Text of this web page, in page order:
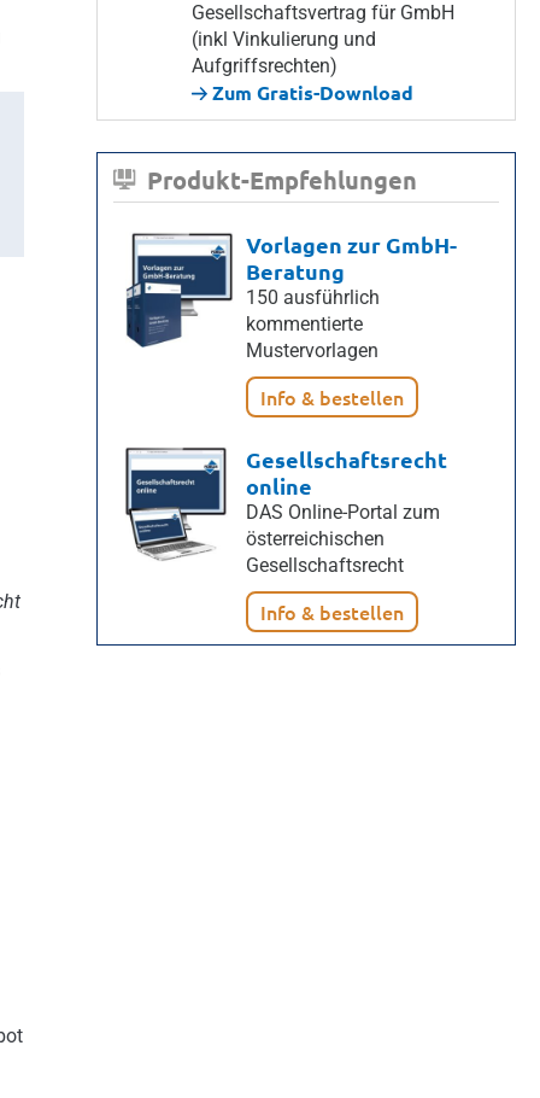
Gesellschaftsvertrag für GmbH
(inkl Vinkulierung und
Aufgriffsrechten)
Zum Gratis-Download
Produkt-Empfehlungen
Vorlagen zur GmbH-
Beratung
150 ausführlich
kommentierte
Mustervorlagen
Info & bestellen
Gesellschaftsrecht
online
DAS Online-Portal zum
österreichischen
Gesellschaftsrecht
Info & bestellen